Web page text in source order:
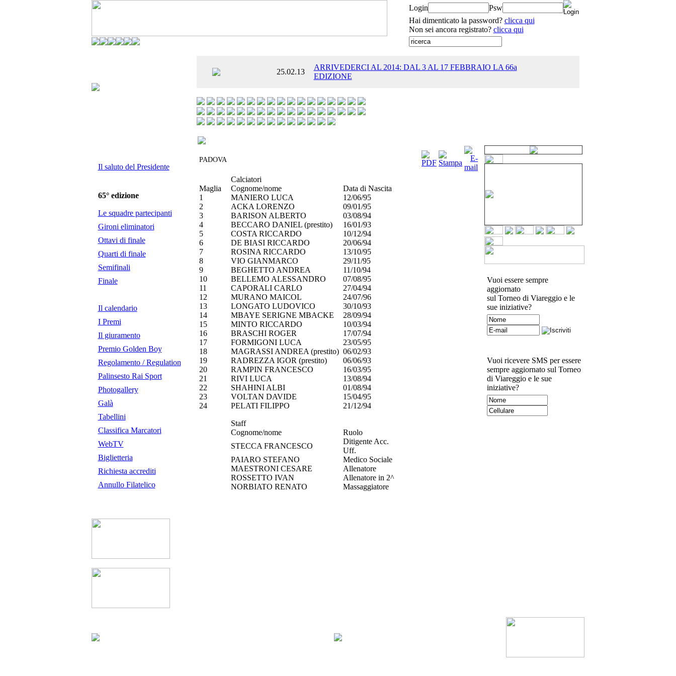
Login
Psw
Hai dimenticato la password? clicca qui
Non sei ancora registrato? clicca qui
25.02.13
ARRIVEDERCI AL 2014: DAL 3 AL 17 FEBBRAIO LA 66a
EDIZIONE
Il saluto del Presidente
65° edizione
Le squadre partecipanti
Gironi eliminatori
Ottavi di finale
Quarti di finale
Semifinali
Finale
Il calendario
I Premi
Il giuramento
Premio Golden Boy
Regolamento / Regulation
Palinsesto Rai Sport
Photogallery
Galà
Tabellini
Classifica Marcatori
WebTV
Biglietteria
Richiesta accrediti
Annullo Filatelico
PADOVA
Calciatori
Maglia
Cognome/nome
Data di Nascita
1
MANIERO LUCA
12/06/95
2
ACKA LORENZO
09/01/95
3
BARISON ALBERTO
03/08/94
4
BECCARO DANIEL (prestito)
16/01/93
5
COSTA RICCARDO
10/12/94
6
DE BIASI RICCARDO
20/06/94
7
ROSINA RICCARDO
13/10/95
8
VIO GIANMARCO
29/11/95
9
BEGHETTO ANDREA
11/10/94
10
BELLEMO ALESSANDRO
07/08/95
11
CAPORALI CARLO
27/04/94
12
MURANO MAICOL
24/07/96
13
LONGATO LUDOVICO
30/10/93
14
MBAYE SERIGNE MBACKE
28/09/94
15
MINTO RICCARDO
10/03/94
16
BRASCHI ROGER
17/07/94
17
FORMIGONI LUCA
23/05/95
18
MAGRASSI ANDREA (prestito) 06/02/93
19
RADREZZA IGOR (prestito)
06/06/93
20
RAMPIN FRANCESCO
16/03/95
21
RIVI LUCA
13/08/94
22
SHAHINI ALBI
01/08/94
23
VOLTAN DAVIDE
15/04/95
24
PELATI FILIPPO 21/12/94
Staff
Cognome/nome
Ruolo
STECCA FRANCESCO
Ditigente Acc.
Uff.
PAIARO STEFANO
Medico Sociale
MAESTRONI CESARE
Allenatore
ROSSETTO IVAN
Allenatore in 2^
NORBIATO RENATO
Massaggiatore
Vuoi essere sempre
aggiornato
sul Torneo di Viareggio e le
sue iniziative?
Vuoi ricevere SMS per essere
sempre aggiornato sul Torneo
di Viareggio e le sue
iniziative?